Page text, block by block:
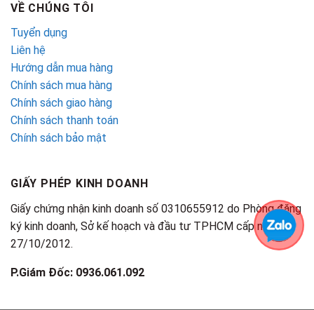
VỀ CHÚNG TÔI
Tuyển dụng
Liên hệ
Hướng dẫn mua hàng
Chính sách mua hàng
Chính sách giao hàng
Chính sách thanh toán
Chính sách bảo mật
GIẤY PHÉP KINH DOANH
Giấy chứng nhận kinh doanh số 0310655912 do Phòng đăng
ký kinh doanh, Sở kế hoạch và đầu tư TPHCM cấp ngày
27/10/2012.
P.Giám Đốc: 0936.061.092